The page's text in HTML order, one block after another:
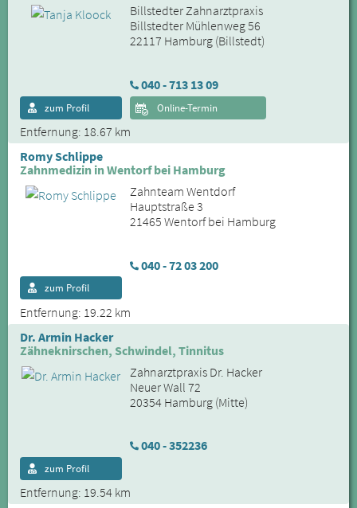
Billstedter Zahnarztpraxis
Billstedter Mühlenweg 56
22117 Hamburg (Billstedt)
040 - 713 13 09
Entfernung: 18.67 km
zum Profil Online-Termin
Romy Schlippe
Zahnmedizin in Wentorf bei Hamburg
Zahnteam Wentdorf
Hauptstraße 3
21465 Wentorf bei Hamburg
040 - 72 03 200
Entfernung: 19.22 km
zum Profil
Dr. Armin Hacker
Zähneknirschen, Schwindel, Tinnitus
Zahnarztpraxis Dr. Hacker
Neuer Wall 72
20354 Hamburg (Mitte)
040 - 352236
Entfernung: 19.54 km
zum Profil